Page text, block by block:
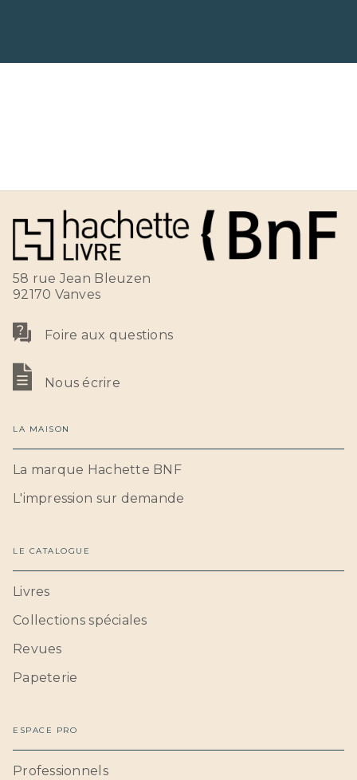
58 rue Jean Bleuzen
92170 Vanves
Foire aux questions
Nous écrire
LA MAISON
La marque Hachette BNF
L'impression sur demande
LE CATALOGUE
Livres
Collections spéciales
Revues
Papeterie
ESPACE PRO
Professionnels